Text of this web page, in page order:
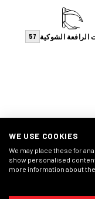
الرافعة الشوكية 57
WE USE COOKIES
We may place these for
show personalised
more information about